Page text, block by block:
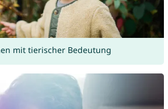
mit tierischer Bedeutung